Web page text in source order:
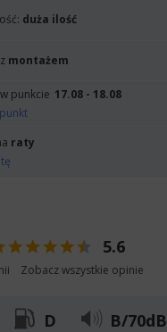
duża ilość
montażem
punkcie 17.08 - 18.08
raty
5.6
Zobacz wszystkie opinie
D B/70dB